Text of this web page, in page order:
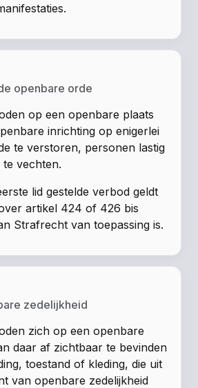
openbare orde
op een openbare plaats
inrichting op enigerlei
te verstoren, personen lastig
vechten.
lid gestelde verbod geldt
artikel 424 of 426 bis
Strafrecht van toepassing is.
zedelijkheid
zich op een openbare
daar af zichtbaar te bevinden
toestand of kleding, die uit
van openbare zedelijkheid